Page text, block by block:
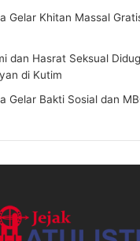
Gelar Khitan Massal
dan Hasrat Seksual
di Kutim
Gelar Bakti Sosial dan